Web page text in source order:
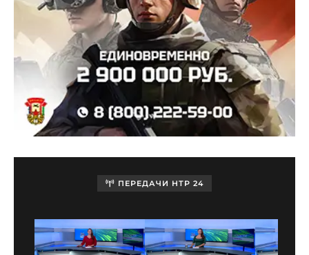
ПЕРЕДАЧИ НТР 24